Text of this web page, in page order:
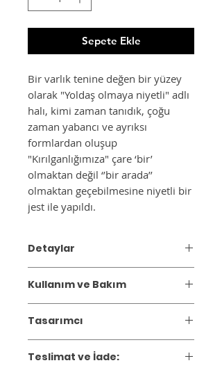
Sepete Ekle
Bir varlık tenine değen bir yüzey
olarak "Yoldaş olmaya niyetli" adlı
halı, kimi zaman tanıdık, çoğu
zaman yabancı ve ayrıksı
formlardan oluşup
"Kırılganlığımıza" çare ‘bir’
olmaktan değil ‘’bir arada’’
olmaktan geçebilmesine niyetli bir
jest ile yapıldı.
Detaylar
Üretim yeri: Ege, Uşak
Malzeme: %100 Yün
Tasarımcı: Çınar Eslek
Kullanım ve Bakım
üretilmiştir, o nedenle doğal pamuk
lifleri hassastır ve hassasiyet gerektirir.
Düzenli olarak elektrik süpürgesinin
Tasarımcı
Tekstilin kalbinin attığı Ege’de, kilim ve
Teslimat ve İade: